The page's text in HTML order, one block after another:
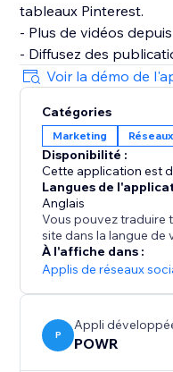
tableaux Pinterest.
- Plus de vidéos
- Diffusez des
Dailymotion.
- Sélectionnez une
votre style de
d’images simple et
- Combinez images,
galerie réactive.
- Affichez/masquez
des effets de survol
- Ajoutez des
photos/vidéos.
- Acceptez les
Voir la démo de
Catégories
Marketing
Disponibilité :
Cette application est
Langues de
Anglais
Vous pouvez traduire
site dans la langue de
À l'affiche dans :
Applis de réseaux
P
Appli
POWR